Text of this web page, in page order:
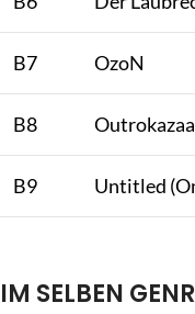
B7 OzoN
B8
B9 Untitled
IM SELBEN